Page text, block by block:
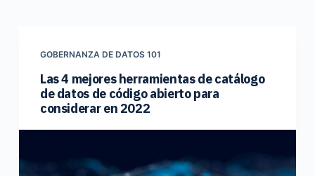
e
GOBERNANZA DE DATOS 101
Las 4 mejores herramientas de catálogo
de datos de código abierto para
considerar en 2022